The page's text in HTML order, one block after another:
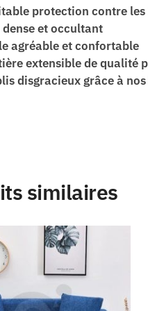
protection contre
dense et occultant
agréable et confortable
extensible de qualité
disgracieux grâce à
similaires